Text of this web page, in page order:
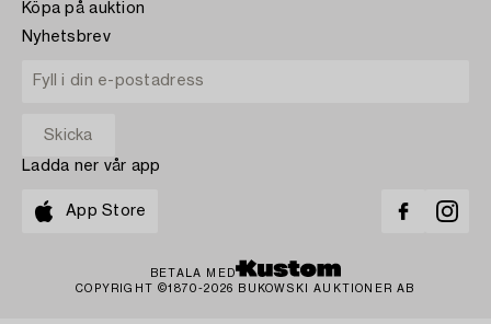
Köpa på auktion
Nyhetsbrev
Ladda ner vår app
App Store
BETALA MED
COPYRIGHT ©1870-2026 BUKOWSKI AUKTIONER AB